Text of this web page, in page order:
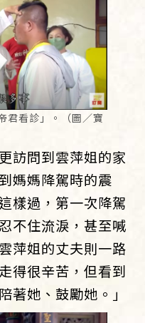
君看診」。（圖／寶
訪問到雲萍姐的家
媽媽降駕時的震
樣過，第一次降駕
不住流淚，甚至喊
萍姐的丈夫則一路
得很辛苦，但看到
著她、鼓勵她。」